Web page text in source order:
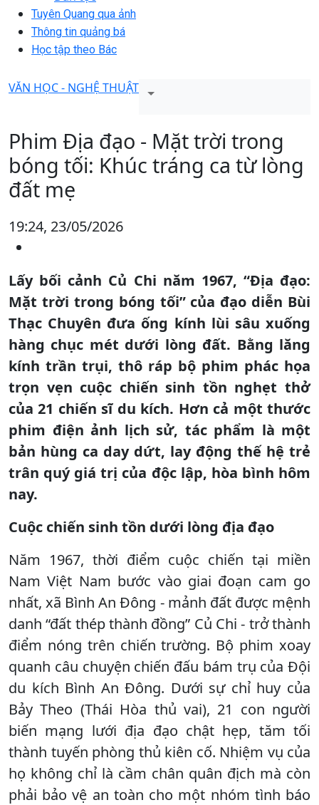
Tuyên Quang qua ảnh
Thông tin quảng bá
Học tập theo Bác
VĂN HỌC - NGHỆ THUẬT
Phim Địa đạo - Mặt trời trong
bóng tối: Khúc tráng ca từ lòng
đất mẹ
19:24, 23/05/2026
Lấy bối cảnh Củ Chi năm 1967, “Địa đạo:
Mặt trời trong bóng tối” của đạo diễn Bùi
Thạc Chuyên đưa ống kính lùi sâu xuống
hàng chục mét dưới lòng đất. Bằng lăng
kính trần trụi, thô ráp bộ phim phác họa
trọn vẹn cuộc chiến sinh tồn nghẹt thở
của 21 chiến sĩ du kích. Hơn cả một thước
phim điện ảnh lịch sử, tác phẩm là một
bản hùng ca day dứt, lay động thế hệ trẻ
trân quý giá trị của độc lập, hòa bình hôm
nay.
Cuộc chiến sinh tồn dưới lòng địa đạo
Năm 1967, thời điểm cuộc chiến tại miền
Nam Việt Nam bước vào giai đoạn cam go
nhất, xã Bình An Đông - mảnh đất được mệnh
danh “đất thép thành đồng” Củ Chi - trở thành
điểm nóng trên chiến trường. Bộ phim xoay
quanh câu chuyện chiến đấu bám trụ của Đội
du kích Bình An Đông. Dưới sự chỉ huy của
Bảy Theo (Thái Hòa thủ vai), 21 con người
biến mạng lưới địa đạo chật hẹp, tăm tối
thành tuyến phòng thủ kiên cố. Nhiệm vụ của
họ không chỉ là cầm chân quân địch mà còn
phải bảo vệ an toàn cho một nhóm tình báo